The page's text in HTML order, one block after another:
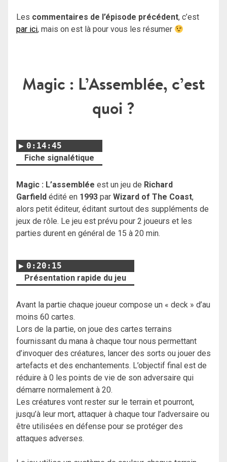
Les commentaires de l’épisode précédent, c’est
par ici, mais on est là pour vous les résumer
Magic : L’Assemblée, c’est
quoi ?
0:14:45
Fiche signalétique
Magic : L’assemblée est un jeu de Richard
Garfield édité en 1993 par Wizard of The Coast,
alors petit éditeur, éditant surtout des suppléments de
jeux de rôle. Le jeu est prévu pour 2 joueurs et les
parties durent en général de 15 à 20 min.
0:20:15
Présentation rapide du jeu
Avant la partie chaque joueur compose un « deck » d’au
moins 60 cartes.
Lors de la partie, on joue des cartes terrains
fournissant du mana à chaque tour nous permettant
d’invoquer des créatures, lancer des sorts ou jouer des
artefacts et des enchantements. L’objectif final est de
réduire à 0 les points de vie de son adversaire qui
démarre normalement à 20.
Les créatures vont rester sur le terrain et pourront,
jusqu’à leur mort, attaquer à chaque tour l’adversaire ou
être utilisées en défense pour se protéger des
attaques adverses.